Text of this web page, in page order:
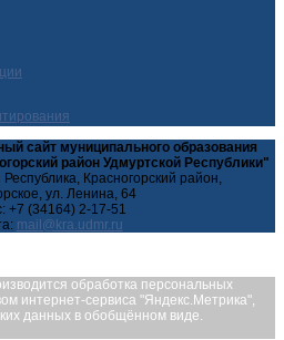
сайт муниципального образования
район Удмуртской Республики"
Красногорский район,
ул. Ленина, 64
+7 (34164) 2-17-51
обработка персональных
интернет-сервиса "Яндекс.Метрика",
данных в обобщённом виде.